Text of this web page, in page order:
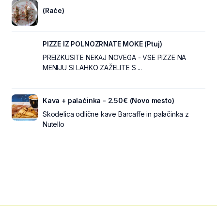
(Rače)
PIZZE IZ POLNOZRNATE MOKE (Ptuj)
PREIZKUSITE NEKAJ NOVEGA - VSE PIZZE NA
MENIJU SI LAHKO ZAŽELITE S ...
Kava + palačinka - 2.50€ (Novo mesto)
Skodelica odlične kave Barcaffe in palačinka z
Nutello